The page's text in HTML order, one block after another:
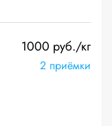
1000 руб./кг
2 приёмки